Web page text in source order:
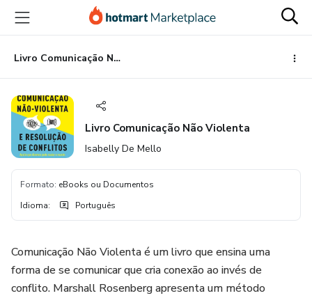
para
conteúdo
principal
para
pagamento
para
rodapé
Livro Comunicação Não Violenta
Livro Comunicação Não Violenta
Isabelly De Mello
Formato: eBooks ou Documentos
Idioma: Português
Comunicação Não Violenta é um livro que ensina uma
forma de se comunicar que cria conexão ao invés de
conflito. Marshall Rosenberg apresenta um método